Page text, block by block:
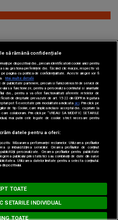
Subscribe
TikTok
să rămână confidențiale
pe dispozitivul dvs., precum identificatorii cookie unici pentru
gestiona preferințele dvs. făcând clic mai jos, respectiv vă
pe pagina cu politica de confidențialitate. Aceste alegeri vor fi
Mai multe detalii
publicitate partenere, precum si furnizorii nostri de servicii de
sa functioneze, pentru a personaliza continutul si anunturile
dvs., pentru a va oferi functionalitati aferente retelelor de
de drepturile prevazute de art. 15-22 din GDPR in legatura
pot fi exercitate prin modalitatea indicataaici . Prin click pe
de tip Cookie, care implica inclusiv acceptul dvs. cu privire la
colaboram. Prin click pe “VREAU SA MODIFIC SETARILE
mai putin cele legate de cookie strict necesare pentru
datele pentru a oferi:
Măsurarea performanței reclamelor. Utilizarea profilurilor
și îmbunătățirea serviciilor. Crearea profilurilor de conținut
personalizate. Crearea profilurilor pentru publicitate
publicului prin statistici sau combinații de date din surse
Utilizarea datelor limitate pentru a selecta conținutul.
dispozitivului.
TOATE
TOATE
SETARILE INDIVIDUAL